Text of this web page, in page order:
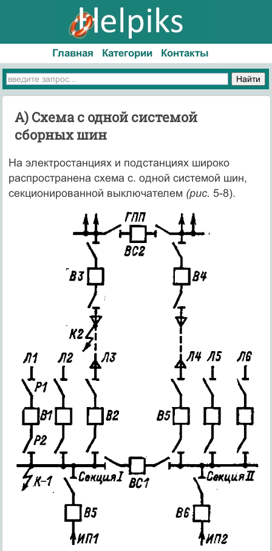
Главная Категории Контакты
А) Схема с одной системой
сборных шин
На электростанциях и подстанциях широко
распространена схема с. одной системой шин,
секционированной выключателем (рис. 5-8).